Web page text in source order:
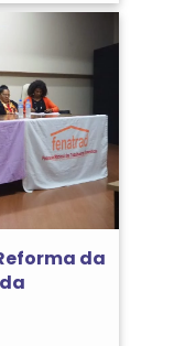
da